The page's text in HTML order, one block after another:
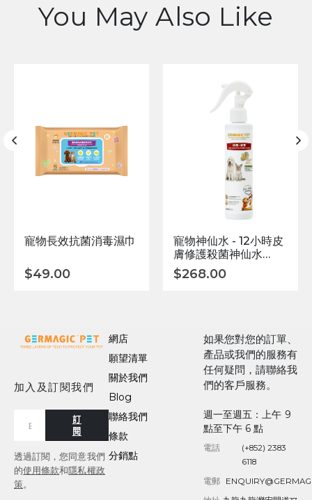
You May Also Like
寵物長效抗菌消毒濕巾
$49.00
寵物神仙水 - 12小時皮
膚修護殺菌神仙水
200ml
$268.00
加入及訂閱我們
訂
閱
透過訂閱，您同意我們
的使用條款和隱私權政
策。
網店
願望清單
關於我們
Blog
聯絡我們
條款
分銷點
如果您對您的訂單、
產品或我們的服務有
任何疑問，請聯絡我
們的客戶服務。
週一至週五：上午 9
點至下午 6 點
電話
(+852) 2383
6118
電郵